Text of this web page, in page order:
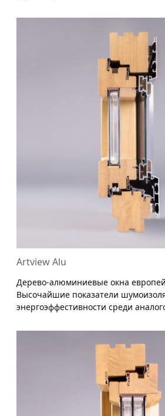
Artview Alu
Дерево-алюминиевые окна
Высочайшие показатели
энергоэффестивности среди